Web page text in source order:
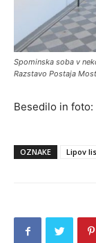
Spominska soba v
Razstavo Postaja
Besedilo in foto:
OZNAKE Lipov